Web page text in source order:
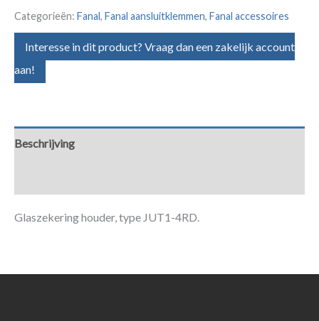
Categorieën: Fanal, Fanal aansluitklemmen, Fanal accessoires
Interesse in dit product? Vraag dan een zakelijk account
aan!
Beschrijving
Glaszekering houder, type JUT1-4RD.